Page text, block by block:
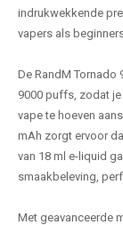
indrukwekkende
vapers als
De RandM Tornado
9000 puffs, zodat
vape te hoeven
mAh zorgt ervoor
van 18 ml e-liquid
smaakbeleving,
Met geavanceerde